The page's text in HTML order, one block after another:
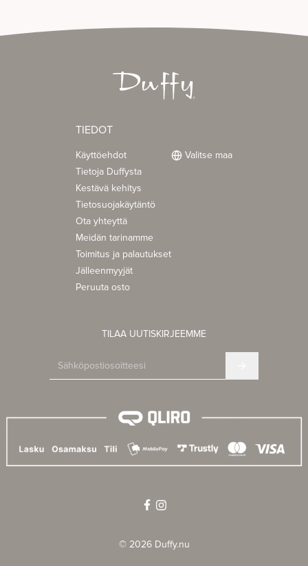
TIEDOT
Käyttöehdot
Tietoja Duffysta
Kestävä kehitys
Tietosuojakäytäntö
Ota yhteyttä
Meidän tarinamme
Toimitus ja palautukset
Jälleenmyyjät
Peruuta osto
Valitse maa
TILAA UUTISKIRJEEMME
© 2026Duffy.nu